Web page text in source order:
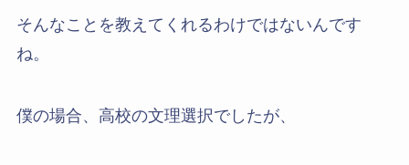
そんなことを教えてくれるわけではないんです
ね。
僕の場合、高校の文理選択でしたが、